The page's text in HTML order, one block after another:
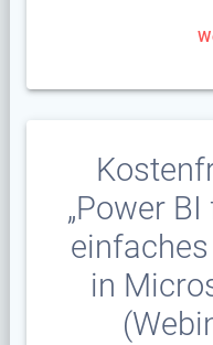
„Power
in